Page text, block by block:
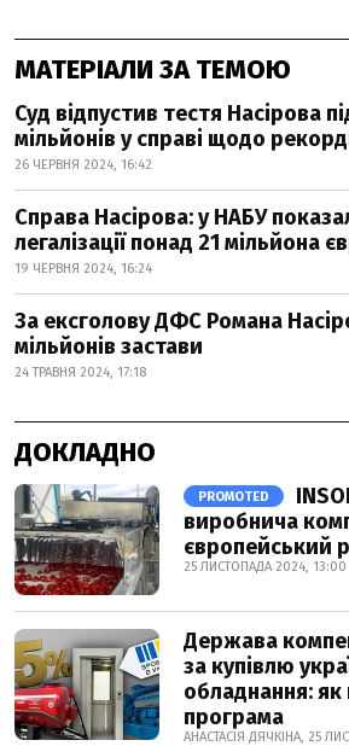
МАТЕРІАЛИ ЗА ТЕМОЮ
Суд відпустив тестя Насірова
мільйонів у справі щодо
26 ЧЕРВНЯ 2024, 16:42
Справа Насірова: у НАБУ
легалізації понад 21 мільйона
19 ЧЕРВНЯ 2024, 16:24
За ексголову ДФС Романа
мільйонів застави
24 ТРАВНЯ 2024, 17:18
ДОКЛАДНО
PROMOTED
виробнича
європейський
25 ЛИСТОПАДА 2024, 13:00
Держава
за купівлю
обладнання:
програма
АНАСТАСІЯ ДЯЧКІНА, 25